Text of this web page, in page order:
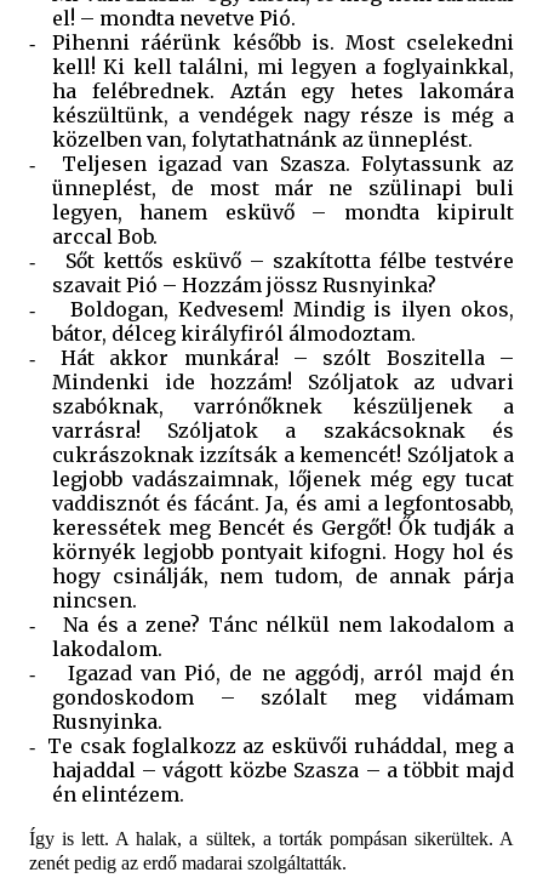
el! – mondta nevetve Pió.
-
Pihenni ráérünk később is. Most cselekedni
kell! Ki kell találni, mi legyen a foglyainkkal,
ha felébrednek. Aztán egy hetes lakomára
készültünk, a vendégek nagy része is még a
közelben van, folytathatnánk az ünneplést.
-
Teljesen igazad van Szasza. Folytassunk az
ünneplést, de most már ne szülinapi buli
legyen, hanem esküvő – mondta kipirult
arccal Bob.
-
Sőt kettős esküvő – szakította félbe testvére
szavait Pió – Hozzám jössz Rusnyinka?
-
Boldogan, Kedvesem! Mindig is ilyen okos,
bátor, délceg királyfiról álmodoztam.
-
Hát akkor munkára! – szólt Boszitella –
Mindenki ide hozzám! Szóljatok az udvari
szabóknak, varrónőknek készüljenek a
varrásra! Szóljatok a szakácsoknak és
cukrászoknak izzítsák a kemencét! Szóljatok a
legjobb vadászaimnak, lőjenek még egy tucat
vaddisznót és fácánt. Ja, és ami a legfontosabb,
keressétek meg Bencét és Gergőt! Ők tudják a
környék legjobb pontyait kifogni. Hogy hol és
hogy csinálják, nem tudom, de annak párja
nincsen.
-
Na és a zene? Tánc nélkül nem lakodalom a
lakodalom.
-
Igazad van Pió, de ne aggódj, arról majd én
gondoskodom – szólalt meg vidámam
Rusnyinka.
-
Te csak foglalkozz az esküvői ruháddal, meg a
hajaddal – vágott közbe Szasza – a többit majd
én elintézem.
Így is lett. A halak, a sültek, a torták pompásan sikerültek. A
zenét pedig az erdő madarai szolgáltatták.